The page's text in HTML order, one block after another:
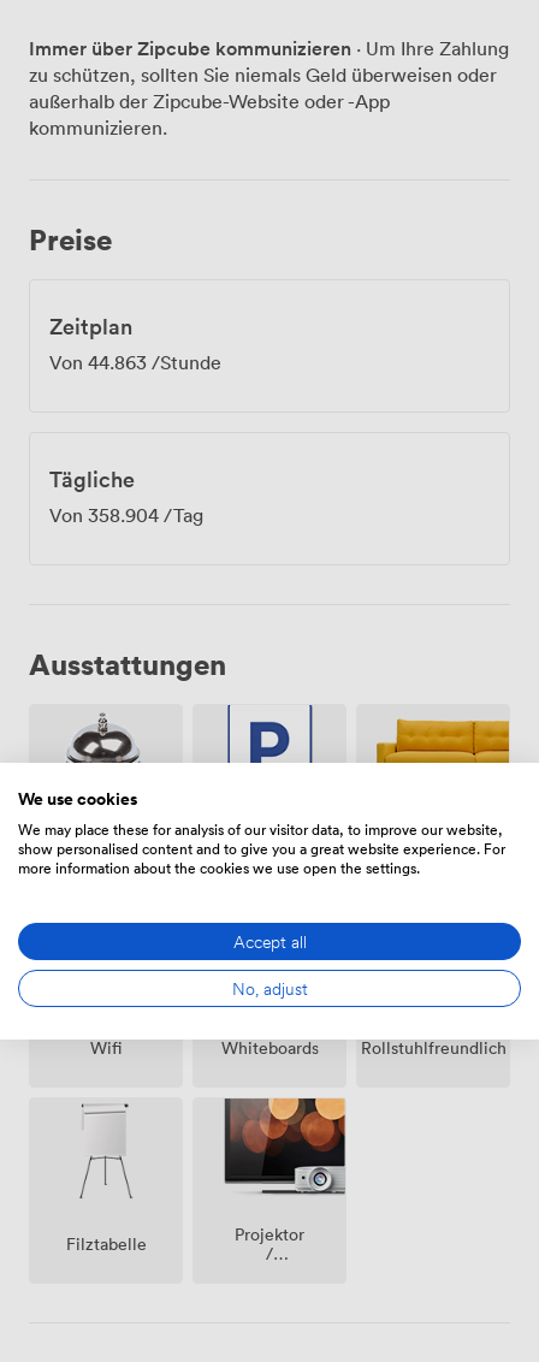
Immer über Zipcube kommunizieren · Um Ihre Zahlung
zu schützen, sollten Sie niemals Geld überweisen oder
außerhalb der Zipcube-Website oder -App
kommunizieren.
Preise
Zeitplan
Von 44.863 /Stunde
Tägliche
Von 358.904 /Tag
Ausstattungen
Rezeption
Kostenloses
Parken auf
dem
Freiflächen
(gemeinsam)
Wifi Whiteboards Rollstuhlfreundlich
Filztabelle
Projektor
/
We use cookies
We may place these for analysis of our visitor data, to improve our website,
show personalised content and to give you a great website experience. For
more information about the cookies we use open the settings.
Accept all
No, adjust